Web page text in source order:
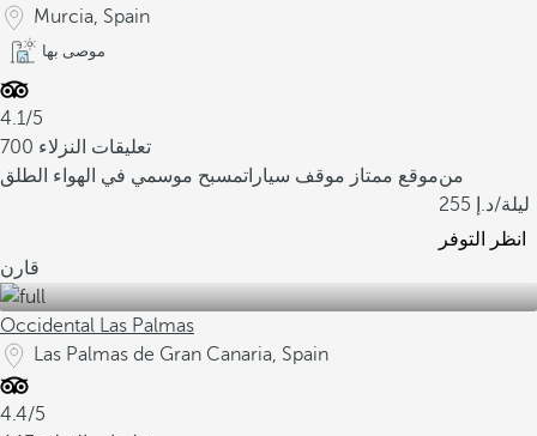
Murcia, Spain
موصى بها
4.1/5
700 تعليقات النزلاء
موقع ممتاز موقف سياراتمسبح موسمي في الهواء الطلق
من
255
/ليلة
انظر التوفر
قارن
Occidental Las Palmas
Las Palmas de Gran Canaria, Spain
4.4/5